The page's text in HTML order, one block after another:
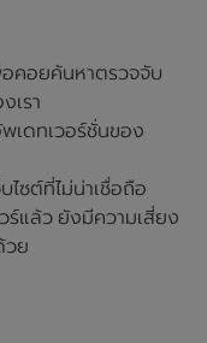
อคอยค้นหาตรวจจับ
เรา
เดทเวอร์ชั่นของ
ไซต์ที่ไม่น่าเชื่อถือ
ร์แล้ว ยังมีความเสี่ยง
วย